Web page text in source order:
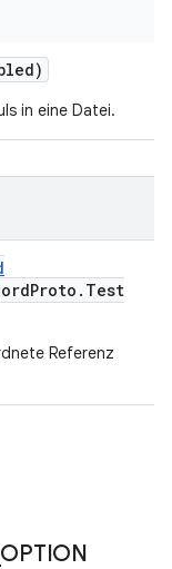
in eine Datei.
Proto . Test
Referenz
OPTION